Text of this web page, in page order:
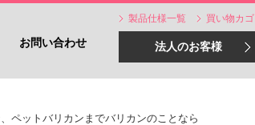
製品仕様一覧 買い物カゴ
お問い合わせ 法人のお客様
ペットバリカンまでバリカンのことなら